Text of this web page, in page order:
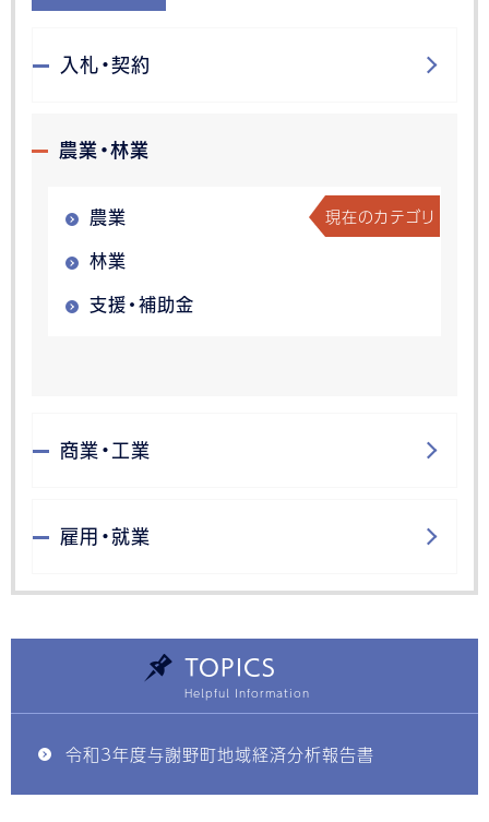
入札・契約
農業・林業
農業 現在のカテゴリ
林業
支援・補助金
商業・工業
雇用・就業
TOPICS
令和3年度与謝野町地域経済分析報告書